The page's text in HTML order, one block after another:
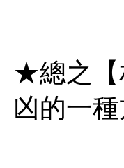
★總之【
凶的一種